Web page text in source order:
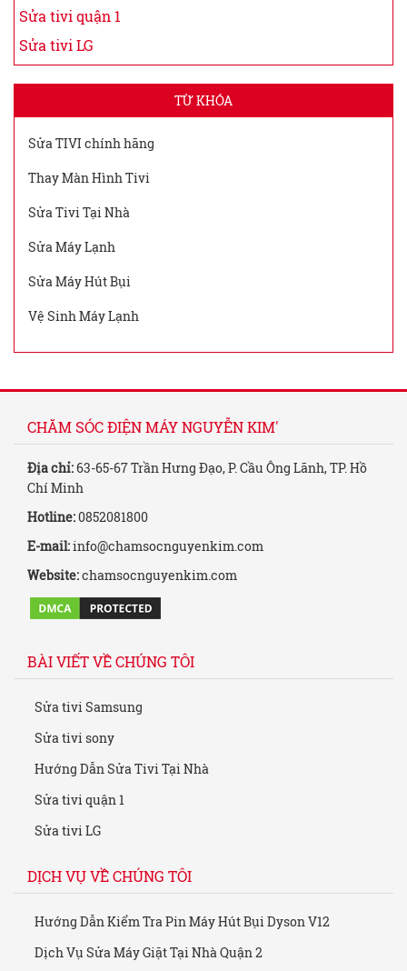
Sửa tivi quận 1
Sửa tivi LG
TỪ KHÓA
Sửa TIVI chính hãng
Thay Màn Hình Tivi
Sửa Tivi Tại Nhà
Sửa Máy Lạnh
Sửa Máy Hút Bụi
Vệ Sinh Máy Lạnh
CHĂM SÓC ĐIỆN MÁY NGUYỄN KIM'
Địa chỉ:63-65-67 Trần Hưng Đạo, P. Cầu Ông Lãnh, TP. Hồ
Chí Minh
Hotline:0852081800
E-mail:info@chamsocnguyenkim.com
Website:chamsocnguyenkim.com
BÀI VIẾT VỀ CHÚNG TÔI
Sửa tivi Samsung
Sửa tivi sony
Hướng Dẫn Sửa Tivi Tại Nhà
Sửa tivi quận 1
Sửa tivi LG
DỊCH VỤ VỀ CHÚNG TÔI
Hướng Dẫn Kiểm Tra Pin Máy Hút Bụi Dyson V12
Dịch Vụ Sửa Máy Giặt Tại Nhà Quận 2